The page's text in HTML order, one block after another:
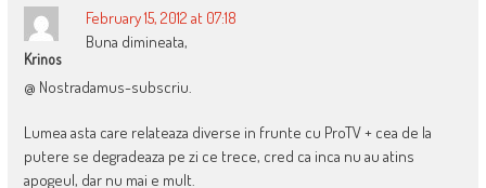
Krinos
February 15, 2012 at 07:18
Buna dimineata,
@ Nostradamus-subscriu.
Lumea asta care relateaza diverse in frunte cu ProTV + cea de la
putere se degradeaza pe zi ce trece, cred ca inca nu au atins
apogeul, dar nu mai e mult.